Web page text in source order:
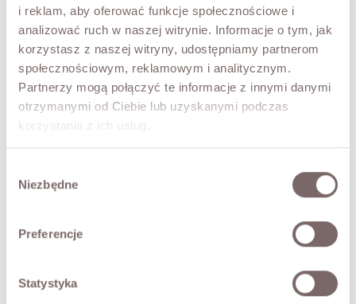
i reklam, aby oferować funkcje społecznościowe i
analizować ruch w naszej witrynie. Informacje o tym, jak
korzystasz z naszej witryny, udostępniamy partnerom
społecznościowym, reklamowym i analitycznym.
Partnerzy mogą połączyć te informacje z innymi danymi
otrzymanymi od Ciebie lub uzyskanymi podczas
korzystania z ich usług.
zgody
Niezbędne
Preferencje
Statystyka
Paola trousers captivate with their delicate design and
carefully crafted details, giving them an exceptionally
feminine character. The style is enhanced with striking
openwork inserts and subtle embroidery, creating a light
and elegant look.
The wide-leg silhouette drapes beautifully with every
movement, ensuring comfort and effortless styling. An
elasticated waistband provides a comfortable fit, while
everyday wear, summer getaways, and family celebrations
alike.
the matching vest from the same collection, but they also
pair beautifully with simple tops, shirts, and lightweight
- Wide-leg design